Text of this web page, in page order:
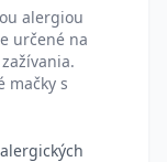
alergiou
určené na
mačky s